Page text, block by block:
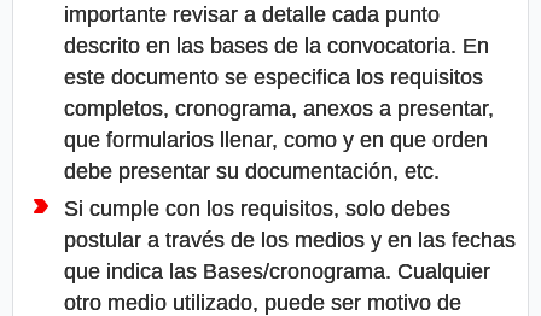
importante revisar a detalle cada punto
descrito en las bases de la convocatoria. En
este documento se especifica los requisitos
completos, cronograma, anexos a presentar,
que formularios llenar, como y en que orden
debe presentar su documentación, etc.
Si cumple con los requisitos, solo debes
postular a través de los medios y en las fechas
que indica las Bases/cronograma. Cualquier
otro medio utilizado, puede ser motivo de